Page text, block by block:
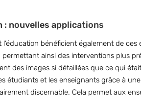
: nouvelles applications
bénéficient également de
ainsi des interventions plus
des images si détaillées que ce qui
étudiants et les enseignants grâce à
discernable. Cela permet aux